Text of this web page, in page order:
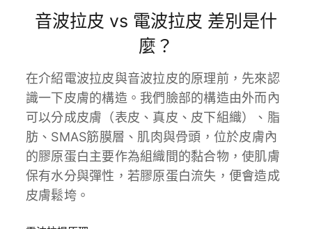
音波拉皮 vs 電波拉皮 差別是什
麼？
在介紹電波拉皮與音波拉皮的原理前，先來認
識一下皮膚的構造。我們臉部的構造由外而內
可以分成皮膚（表皮、真皮、皮下組織）、脂
肪、SMAS筋膜層、肌肉與骨頭，位於皮膚內
的膠原蛋白主要作為組織間的黏合物，使肌膚
保有水分與彈性，若膠原蛋白流失，便會造成
皮膚鬆垮。